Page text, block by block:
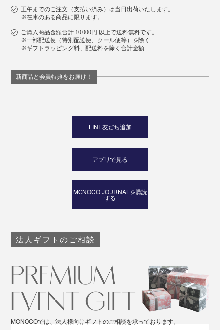
正午までのご注文（支払い済み）は当日出荷いたします。
※在庫のある商品に限ります。
ご購入商品金額合計 10,000円 以上で送料無料です。
※一部配送便（特別配送便、クール便等）を除く
※ギフトラッピング料、配送料を除く合計金額
新商品と会員特典をお届け！
LINE友だち追加
アプリで見る
MONOCO JOURNALを購読
する
法人ギフトのご相談
MONOCOでは、法人様向けギフトのご相談を承っております。